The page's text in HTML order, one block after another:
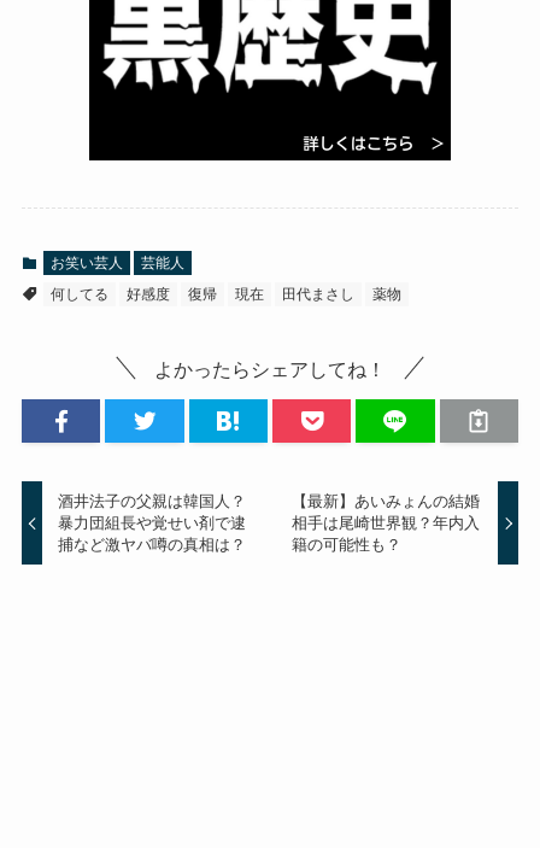
お笑い芸人
芸能人
何してる
好感度 復帰 現在 田代まさし 薬物
よかったらシェアしてね！
酒井法子の父親は韓国人？
暴力団組長や覚せい剤で逮
捕など激ヤバ噂の真相は？
【最新】あいみょんの結婚
相手は尾崎世界観？年内入
籍の可能性も？